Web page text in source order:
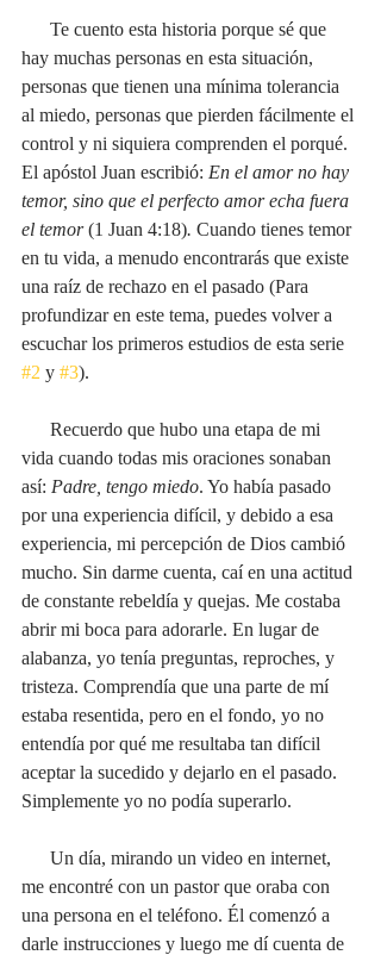
hay muchas personas en esta situación,
personas que tienen una mínima tolerancia
al miedo, personas que pierden fácilmente el
control y ni siquiera comprenden el porqué.
El apóstol Juan escribió: En el amor no hay
temor, sino que el perfecto amor echa fuera
el temor (1 Juan 4:18). Cuando tienes temor
en tu vida, a menudo encontrarás que existe
una raíz de rechazo en el pasado (Para
profundizar en este tema, puedes volver a
escuchar los primeros estudios de esta serie
#2 y #3).
vida cuando todas mis oraciones sonaban
así: Padre, tengo miedo. Yo había pasado
por una experiencia difícil, y debido a esa
experiencia, mi percepción de Dios cambió
mucho. Sin darme cuenta, caí en una actitud
de constante rebeldía y quejas. Me costaba
abrir mi boca para adorarle. En lugar de
alabanza, yo tenía preguntas, reproches, y
tristeza. Comprendía que una parte de mí
estaba resentida, pero en el fondo, yo no
entendía por qué me resultaba tan difícil
aceptar la sucedido y dejarlo en el pasado.
Simplemente yo no podía superarlo.
me encontré con un pastor que oraba con
una persona en el teléfono. Él comenzó a
darle instrucciones y luego me dí cuenta de